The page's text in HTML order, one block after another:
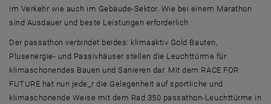
im Verkehr wie auch im Gebäude-Sektor. Wie bei einem Marathon
sind Ausdauer und beste Leistungen erforderlich.
Der passathon verbindet beides: klimaaktiv Gold Bauten,
Plusenergie- und Passivhäuser stellen die Leuchttürme für
klimaschonendes Bauen und Sanieren dar. Mit dem RACE FOR
FUTURE hat nun jede_r die Gelegenheit auf sportliche und
klimaschonende Weise mit dem Rad 350 passathon-Leuchttürme in